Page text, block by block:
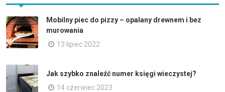
Mobilny piec do pizzy – opalany drewnem i bez
murowania
13 lipiec 2022
Jak szybko znaleźć numer księgi wieczystej?
14 czerwiec 2023